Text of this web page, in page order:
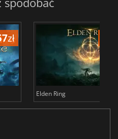
zł
Elden Ring